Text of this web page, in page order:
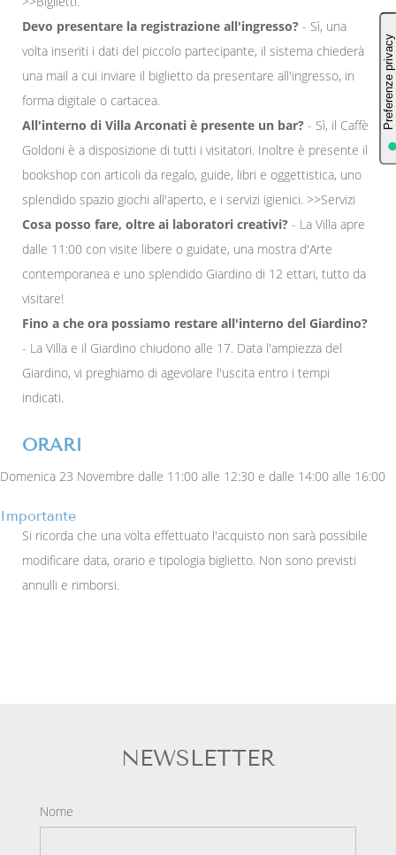
Devo presentare la registrazione all'ingresso? - Sì, una
volta inseriti i dati del piccolo partecipante, il sistema chiederà
una mail a cui inviare il biglietto da presentare all'ingresso, in
forma digitale o cartacea.
All'interno di Villa Arconati è presente un bar? - Sì, il Caffè
Goldoni è a disposizione di tutti i visitatori. Inoltre è presente il
bookshop con articoli da regalo, guide, libri e oggettistica, uno
splendido spazio giochi all'aperto, e i servizi igienici. >>Servizi
Cosa posso fare, oltre ai laboratori creativi? - La Villa apre
dalle 11:00 con visite libere o guidate, una mostra d'Arte
contemporanea e uno splendido Giardino di 12 ettari, tutto da
visitare!
Fino a che ora possiamo restare all'interno del Giardino?
- La Villa e il Giardino chiudono alle 17. Data l'ampiezza del
Giardino, vi preghiamo di agevolare l'uscita entro i tempi
indicati.
ORARI
Domenica 23 Novembre dalle 11:00 alle 12:30 e dalle 14:00 alle 16:00
Importante
Si ricorda che una volta effettuato l'acquisto non sarà possibile
modificare data, orario e tipologia biglietto. Non sono previsti
annulli e rimborsi.
NEWSLETTER
Nome